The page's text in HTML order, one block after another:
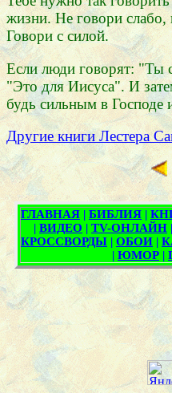
жизни. Не говори слабо,
Говори с силой.
Если люди говорят: "Ты
"Это для Иисуса". И
будь сильным в Господе
Другие книги Лестера